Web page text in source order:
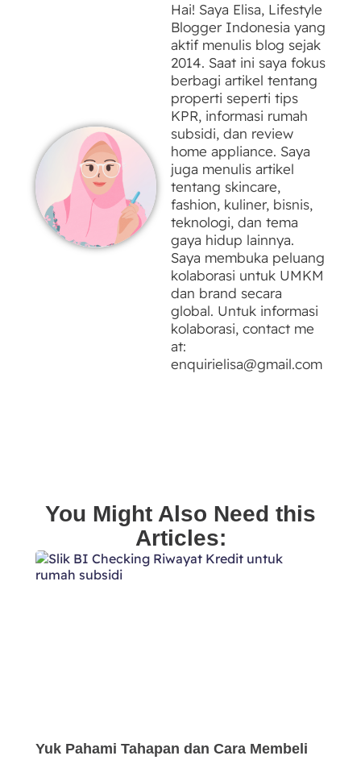
Hai! Saya Elisa, Lifestyle
Blogger Indonesia yang
aktif menulis blog sejak
2014. Saat ini saya fokus
berbagi artikel tentang
properti seperti tips
KPR, informasi rumah
subsidi, dan review
home appliance. Saya
juga menulis artikel
tentang skincare,
fashion, kuliner, bisnis,
teknologi, dan tema
gaya hidup lainnya.
Saya membuka peluang
kolaborasi untuk UMKM
dan brand secara
global. Untuk informasi
kolaborasi, contact me
at:
enquirielisa@gmail.com
You Might Also Need this
Articles:
Yuk Pahami Tahapan dan Cara Membeli